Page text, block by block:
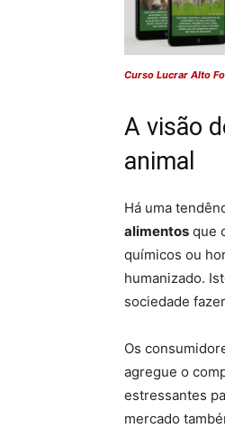
Curso Lucrar Alto
A visão
animal
Há uma
alimentos que
químicos ou
humanizado.
sociedade
Os
agregue o
estressantes
mercado